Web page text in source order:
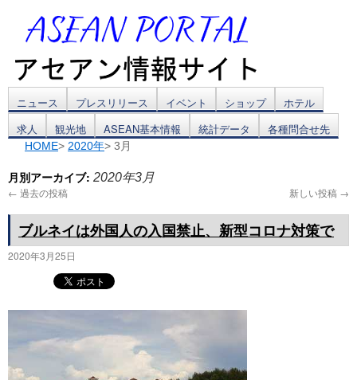
コ
ン
ン
へ
キ
プ
ニュース プレスリリース イベント ショップ
ホテル
求人
観光地 ASEAN基本情報 統計データ 各種問合せ先
HOME> 2020年> 3月
月別アーカイブ: 2020年3月
← 過去の投稿 新しい投稿 →
ブルネイは外国人の入国禁止、新型コロナ対策で
2020年3月25日